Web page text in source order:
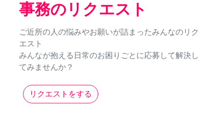
事務のリクエスト
ご近所の人の悩みやお願いが詰まったみんなのリク
エスト
みんなが抱える日常のお困りごとに応募して解決し
てみませんか？
リクエストをする